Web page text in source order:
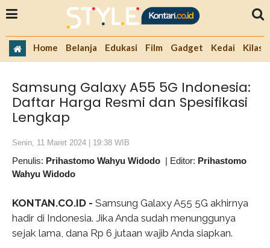
Home Belanja Edukasi Film Gadget Kedai Kilas
Samsung Galaxy A55 5G Indonesia:
Daftar Harga Resmi dan Spesifikasi
Lengkap
Senin, 11 Maret 2024 | 19:38 WIB
Penulis: Prihastomo Wahyu Widodo | Editor: Prihastomo
Wahyu Widodo
KONTAN.CO.ID - Samsung Galaxy A55 5G akhirnya
hadir di Indonesia. Jika Anda sudah menunggunya
sejak lama, dana Rp 6 jutaan wajib Anda siapkan.